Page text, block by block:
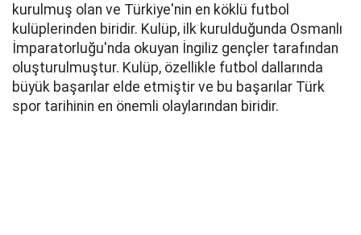
kurulmuş olan ve Türkiye'nin en köklü futbol
kulüplerinden biridir. Kulüp, ilk kurulduğunda Osmanlı
İmparatorluğu'nda okuyan İngiliz gençler tarafından
oluşturulmuştur. Kulüp, özellikle futbol dallarında
büyük başarılar elde etmiştir ve bu başarılar Türk
spor tarihinin en önemli olaylarından biridir.